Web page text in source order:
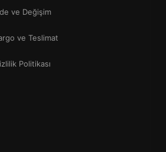
ve Değişim
ve Teslimat
Politikası